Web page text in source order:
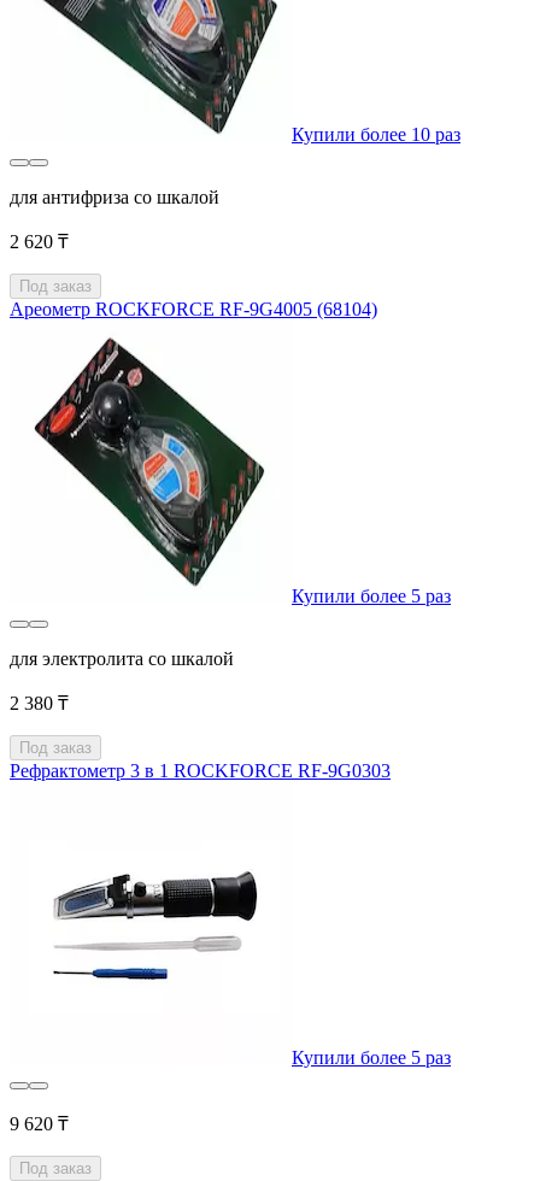
Купили более 10 раз
для антифриза со шкалой
2 620 ₸
Под заказ
Ареометр ROCKFORCE RF-9G4005 (68104)
Купили более 5 раз
для электролита со шкалой
2 380 ₸
Под заказ
Рефрактометр 3 в 1 ROCKFORCE RF-9G0303
Купили более 5 раз
9 620 ₸
Под заказ